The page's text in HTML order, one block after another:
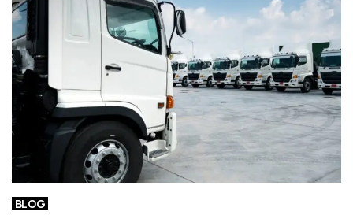
BLOG